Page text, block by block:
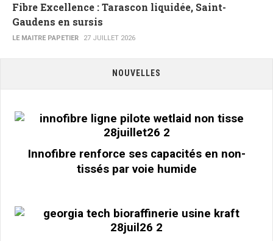
Fibre Excellence : Tarascon liquidée, Saint-
Gaudens en sursis
LE MAITRE PAPETIER 27 JUILLET 2026
NOUVELLES
Innofibre renforce ses capacités en non-
tissés par voie humide